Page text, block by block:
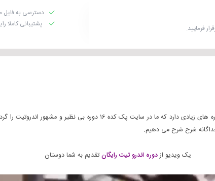
فرمایید.
دسترسی به فایل
پشتیبانی کاملا
۱۶ دوره بی نظیر اندروتیت برای اولین بار در سایت پک کده شده ارائه شده او
شرح شرح می دهیم.
یک ویدیو ازدوره اندرو تیت رایگانتقدیم به شما دوستان